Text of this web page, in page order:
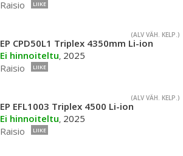
Raisio
LIIKE
(ALV VÄH. KELP.)
EP CPD50L1 Triplex 4350mm Li-ion
Ei hinnoiteltu, 2025
Raisio
LIIKE
(ALV VÄH. KELP.)
EP EFL1003 Triplex 4500 Li-ion
Ei hinnoiteltu, 2025
Raisio
LIIKE